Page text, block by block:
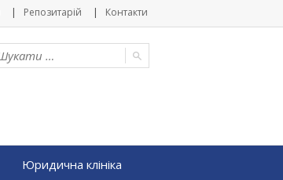
Репозитарій Контакти
Юридична клініка